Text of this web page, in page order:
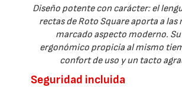
Diseño potente con carácter: el
rectas de Roto Square aporta a las
marcado aspecto moderno.
ergonómico propicia al mismo
confort de uso y un tacto
Seguridad incluida